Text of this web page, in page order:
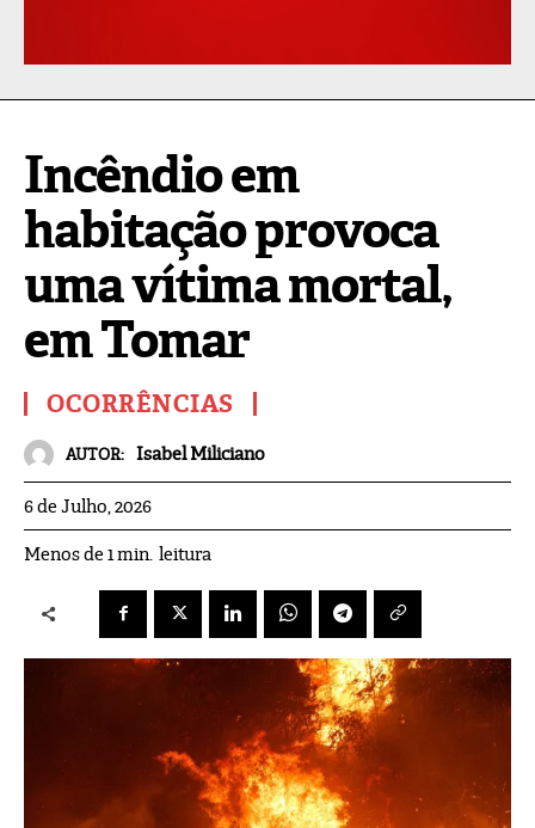
Incêndio em
habitação provoca
uma vítima mortal,
em Tomar
OCORRÊNCIAS
AUTOR: Isabel Miliciano
6 de Julho, 2026
Menos de 1min. leitura